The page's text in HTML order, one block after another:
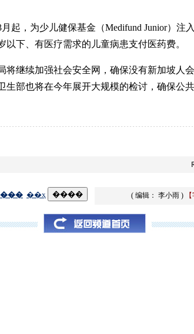
，为少儿健保基金（Medifund Junior）注
以下、有医疗需求的儿童病患支付医药费。
继续加强社会安全网，确保没有新加坡人
生部也将在今年展开大规模的检讨，确保公
( 编辑： 李小雨 )